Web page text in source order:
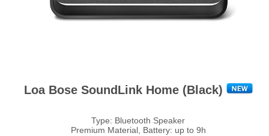
Loa Bose SoundLink Home (Black)
Type: Bluetooth Speaker
Premium Material, Battery: up to 9h